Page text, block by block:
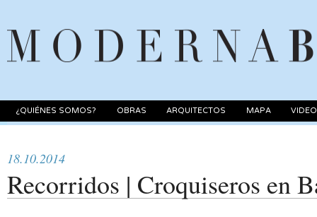
¿QUIÉNES SOMOS? OBRAS ARQUITECTOS MAPA
18.10.2014
Recorridos | Croquiseros en